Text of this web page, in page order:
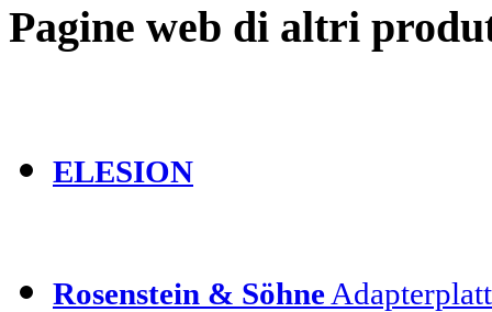
Pagine web di altri
ELESION
Rosenstein & Söhne